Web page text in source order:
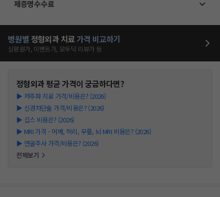
제증명수수료
병원별 정형외과 치료가격 비교하기
심평원가, 이벤트가, 모두닥 리뷰가 등
정형외과평균 가격이 궁금하다면?
▶ 저주파 치료 가격/비용은? (2026)
▶ 신경차단술 가격/비용은? (2026)
▶ 깁스 비용은? (2026)
▶ MRI 가격 - 어깨, 허리, 무릎, 뇌 MRI 비용은? (2026)
▶ 연골주사 가격/비용은? (2026)
전체보기